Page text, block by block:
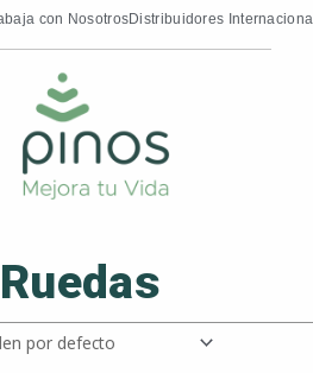
con NosotrosDistribuidores